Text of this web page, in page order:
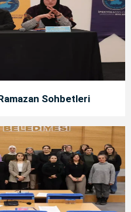
Sohbetleri